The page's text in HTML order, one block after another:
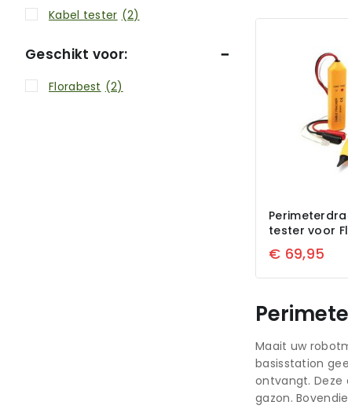
tester voor
€ 69,95
Maait uw
basisstation
ontvangt. Deze
gazon.
Kabel tester (2)
Geschikt voor:
Florabest (2)